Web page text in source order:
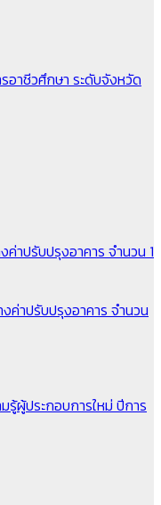
อาชีวศึกษา ระดับจังหวัด
ค่าปรับปรุงอาคาร จำนวน 1
ค่าปรับปรุงอาคาร จำนวน
รู้ผู้ประกอบการใหม่ ปีการ